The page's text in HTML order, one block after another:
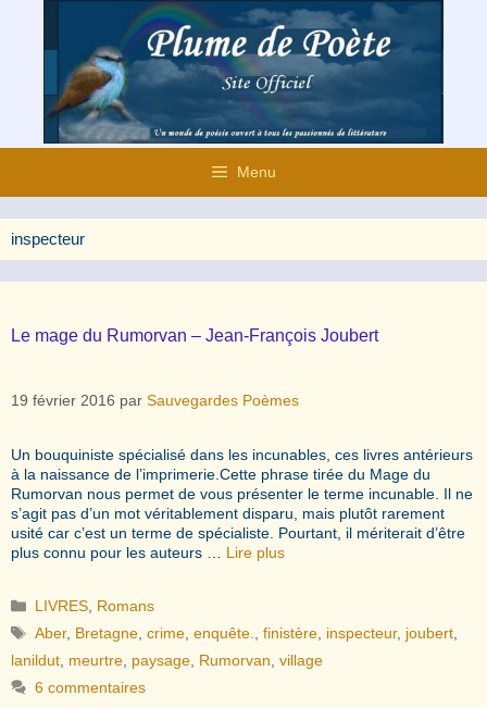
contenu
Menu
inspecteur
Le mage du Rumorvan – Jean-François Joubert
19 février 2016 par Sauvegardes Poèmes
Un bouquiniste spécialisé dans les incunables, ces livres antérieurs
à la naissance de l’imprimerie.Cette phrase tirée du Mage du
Rumorvan nous permet de vous présenter le terme incunable. Il ne
s’agit pas d’un mot véritablement disparu, mais plutôt rarement
usité car c’est un terme de spécialiste. Pourtant, il mériterait d’être
plus connu pour les auteurs … Lire plus
Catégories
LIVRES Romans
Étiquettes
Aber, Bretagne ,crime ,enquête. ,finistère inspecteur, joubert
lanildut meurtre paysage Rumorvan village
6 commentaires